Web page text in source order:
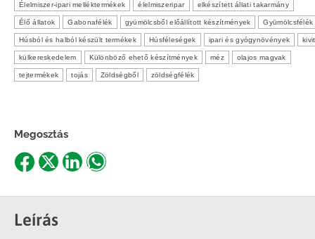
Élelmiszer-ipari melléktermékek élelmiszeripar elkészített állati takarmány
Élő állatok Gabonafélék gyümölcsből előállított készítmények Gyümölcsfélék
Húsból és halból készült termékek Húsféleségek ipari és gyógynövények
külkereskedelem Különböző ehető készítmények méz olajos magvak
tejtermékek tojás Zöldségből zöldségfélék
Megosztás
Share
Facebook
Share
X
ShareShare
Leírás